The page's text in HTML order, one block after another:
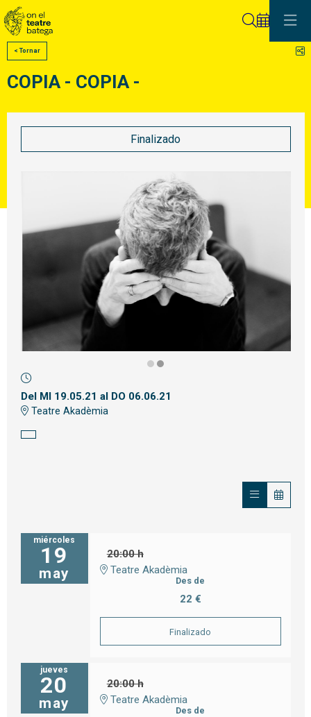
< Tornar
COPIA - COPIA -
Finalizado
Diapositiva 2 de 2
Del MI 19.05.21 al DO 06.06.21
Teatre Akadèmia
miércoles
19
may
20:00 h
Teatre Akadèmia
Des de
22 €
Finalizado
jueves
20
may
20:00 h
Teatre Akadèmia
Des de